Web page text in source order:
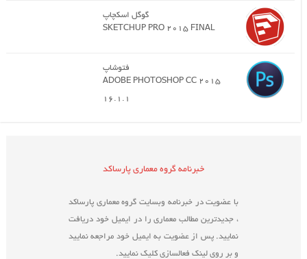
گوگل اسکچاپ
SKETCHUP PRO 2015 FINAL
فتوشاپ
ADOBE PHOTOSHOP CC 2015
16.1.1
خبرنامه گروه معماری پارساکد
با عضویت در خبرنامه وبسایت گروه معماری پارساکد
، جدیدترین مطالب معماری را در ایمیل خود دریافت
نمایید. پس از عضویت به ایمیل خود مراجعه نمایید
و بر روی لینک فعالسازی کلیک نمایید.